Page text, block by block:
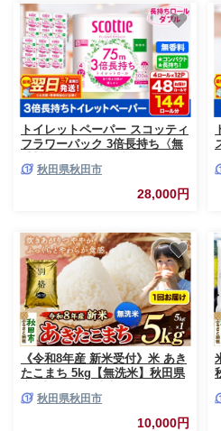
トイレットペーパー スコッティ
フラワーパック 3倍長持ち〈無
ク 日用品 最短翌日発送 [スコッ
ティ フラワーパック トイレッ
トペーパー 日本製紙クレシア
秋田県秋田市
28,000円
《令和8年産 新米受付》米 あき
たこまち 5kg【無洗米】秋田県
ち おいしい 美味しい 安全 自然
の恵み 循環型農業 もみがら く
秋田県秋田市
10,000円